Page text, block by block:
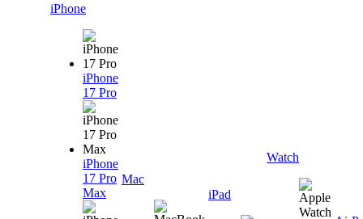
iPhone
iPhone
17 Pro
iPhone
17 Pro
Max
Mac
iPad
Watch